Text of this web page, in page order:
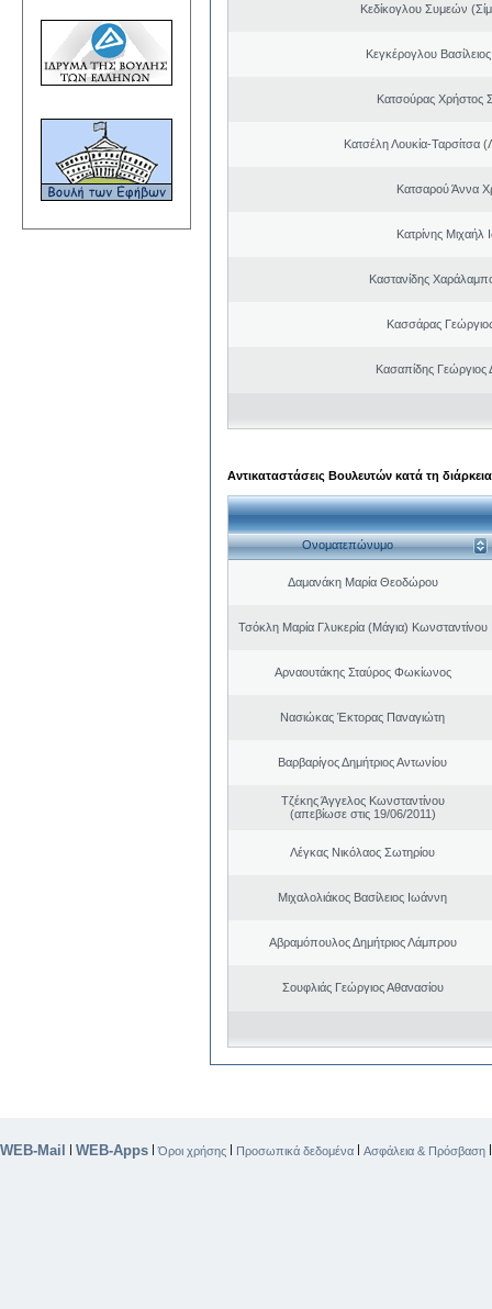
Κεδίκογλου Συμεών
Κεγκέρογλου
Κατσούρας Χρήστος
Κατσέλη Λουκία-Ταρσίτσα
Κατσαρού Άννα
Κατρίνης Μιχαήλ
Καστανίδης
Κασσάρας
Κασαπίδης Γεώργιος
Αντικαταστάσεις Βουλευτών κατά τη
Ονοματεπώνυμο
Δαμανάκη Μαρία Θεοδώρου
Τσόκλη Μαρία Γλυκερία (Μάγια) Κωνσταντίνου
Αρναουτάκης Σταύρος Φωκίωνος
Νασιώκας Έκτορας Παναγιώτη
Βαρβαρίγος Δημήτριος Αντωνίου
Τζέκης Άγγελος Κωνσταντίνου
(απεβίωσε στις 19/06/2011)
Λέγκας Νικόλαος Σωτηρίου
Μιχαλολιάκος Βασίλειος Ιωάννη
Αβραμόπουλος Δημήτριος Λάμπρου
Σουφλιάς Γεώργιος Αθανασίου
WEB-Mail | WEB-Apps |Όροι χρήσης | Προσωπικά δεδομένα | Ασφάλεια & Πρόσβαση